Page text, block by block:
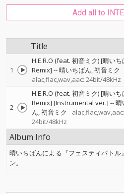
Add all to
Title
1
H.E.R.O (feat. 初音ミク) [晴いち
Remix] --晴いちばん 初音ミク
alac,flac,wav,aac: 24bit/48kHz
2
H.E.R.O (feat. 初音ミク) [晴いち
Remix] [Instrumental ver.] --晴
ん 初音ミク
alac,flac,wav,aac:
24bit/48kHz
Album Info
晴いちばんによる『フェスティバトル
ン。